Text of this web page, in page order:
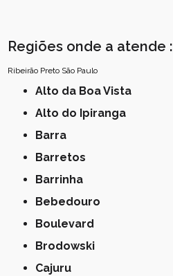
Regiões onde a atende :
Ribeirão Preto São Paulo
Alto da Boa Vista
Alto do Ipiranga
Barra
Barretos
Barrinha
Bebedouro
Boulevard
Brodowski
Cajuru